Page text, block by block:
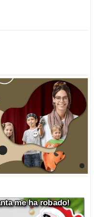
me ha robado!